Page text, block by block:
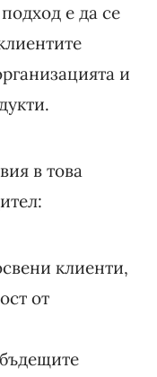
е да се
и
в това
клиенти,
от